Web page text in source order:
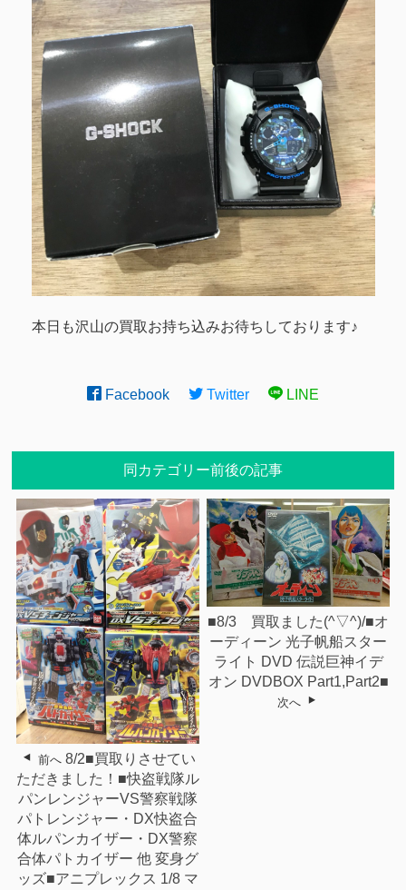
本日も沢山の買取お持ち込みお待ちしております♪
Facebook Twitter LINE
同カテゴリー前後の記事
前へ 8/2■買取りさせてい
ただきました！■快盗戦隊ル
パンレンジャーVS警察戦隊
パトレンジャー・DX快盗合
体ルパンカイザー・DX警察
合体パトカイザー 他 変身グ
ッズ■アニプレックス 1/8 マ
■8/3 買取ました(^▽^)/■オ
ーディーン 光子帆船スター
ライト DVD 伝説巨神イデ
オン DVDBOX Part1,Part2■
次へ